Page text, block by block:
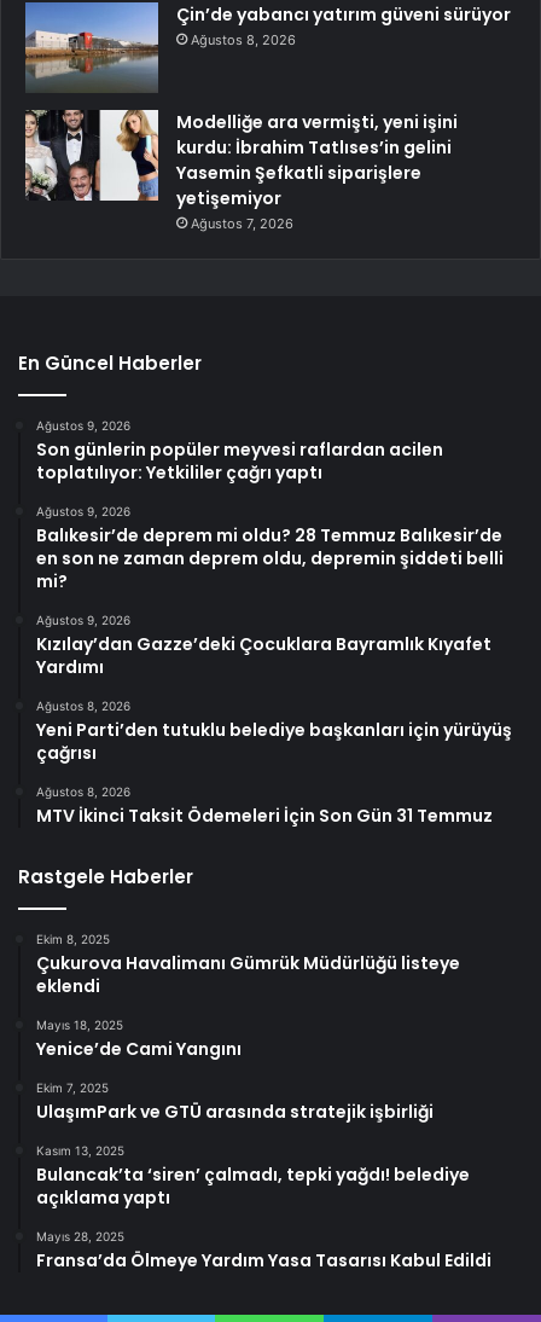
Çin’de yabancı yatırım güveni sürüyor
Ağustos 8, 2026
Modelliğe ara vermişti, yeni işini
kurdu: İbrahim Tatlıses’in gelini
Yasemin Şefkatli siparişlere
yetişemiyor
Ağustos 7, 2026
En Güncel Haberler
Ağustos 9, 2026
Son günlerin popüler meyvesi raflardan acilen
toplatılıyor: Yetkililer çağrı yaptı
Ağustos 9, 2026
Balıkesir’de deprem mi oldu? 28 Temmuz Balıkesir’de
en son ne zaman deprem oldu, depremin şiddeti belli
mi?
Ağustos 9, 2026
Kızılay’dan Gazze’deki Çocuklara Bayramlık Kıyafet
Yardımı
Ağustos 8, 2026
Yeni Parti’den tutuklu belediye başkanları için yürüyüş
çağrısı
Ağustos 8, 2026
MTV İkinci Taksit Ödemeleri İçin Son Gün 31 Temmuz
Rastgele Haberler
Ekim 8, 2025
Çukurova Havalimanı Gümrük Müdürlüğü listeye
eklendi
Mayıs 18, 2025
Yenice’de Cami Yangını
Ekim 7, 2025
UlaşımPark ve GTÜ arasında stratejik işbirliği
Kasım 13, 2025
Bulancak’ta ‘siren’ çalmadı, tepki yağdı! belediye
açıklama yaptı
Mayıs 28, 2025
Fransa’da Ölmeye Yardım Yasa Tasarısı Kabul Edildi